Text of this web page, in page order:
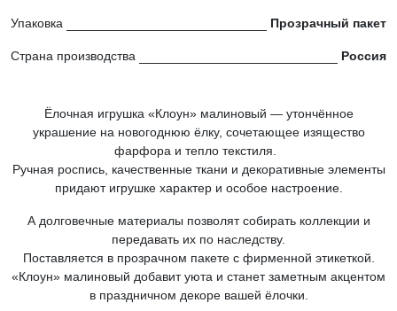
Упаковка Прозрачный пакет
Страна производства Россия
Ёлочная игрушка «Клоун» малиновый — утончённое
украшение на новогоднюю ёлку, сочетающее изящество
фарфора и тепло текстиля.
Ручная роспись, качественные ткани и декоративные элементы
придают игрушке характер и особое настроение.
А долговечные материалы позволят собирать коллекции и
передавать их по наследству.
Поставляется в прозрачном пакете с фирменной этикеткой.
«Клоун» малиновый добавит уюта и станет заметным акцентом
в праздничном декоре вашей ёлочки.